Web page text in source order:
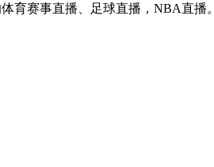
育赛事直播、足球直播，NBA直播。